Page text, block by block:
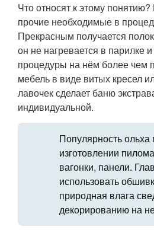
Что относят к этому
прочие необходимые в
Прекрасным получается
он не нагревается в парилке
процедуры на нём более чем
мебель в виде витых кресел
лавочек сделает баню
индивидуальной.
Популярность ольха
изготовлении
вагонки, панели.
использовать
природная влага
декорированию на